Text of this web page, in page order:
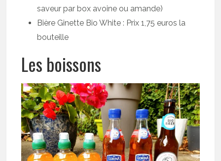
saveur par box avoine ou amande)
Bière Ginette Bio White : Prix 1,75 euros la
bouteille
Les boissons